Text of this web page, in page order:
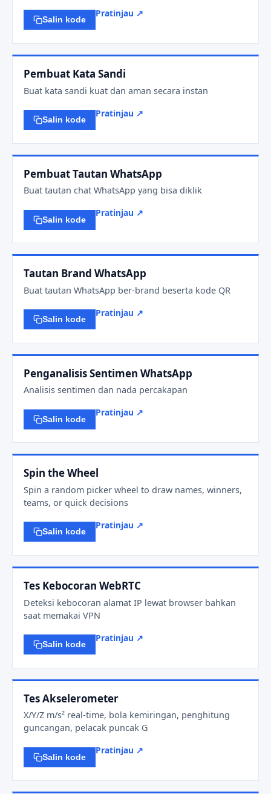
Salin kode
Pratinjau ↗
Pembuat Kata Sandi
Buat kata sandi kuat dan aman secara instan
Salin kode
Pratinjau ↗
Pembuat Tautan WhatsApp
Buat tautan chat WhatsApp yang bisa diklik
Salin kode
Pratinjau ↗
Tautan Brand WhatsApp
Buat tautan WhatsApp ber-brand beserta kode QR
Salin kode
Pratinjau ↗
Penganalisis Sentimen WhatsApp
Analisis sentimen dan nada percakapan
Salin kode
Pratinjau ↗
Spin the Wheel
Spin a random picker wheel to draw names, winners,
teams, or quick decisions
Salin kode
Pratinjau ↗
Tes Kebocoran WebRTC
Deteksi kebocoran alamat IP lewat browser bahkan
saat memakai VPN
Salin kode
Pratinjau ↗
Tes Akselerometer
X/Y/Z m/s² real-time, bola kemiringan, penghitung
guncangan, pelacak puncak G
Salin kode
Pratinjau ↗